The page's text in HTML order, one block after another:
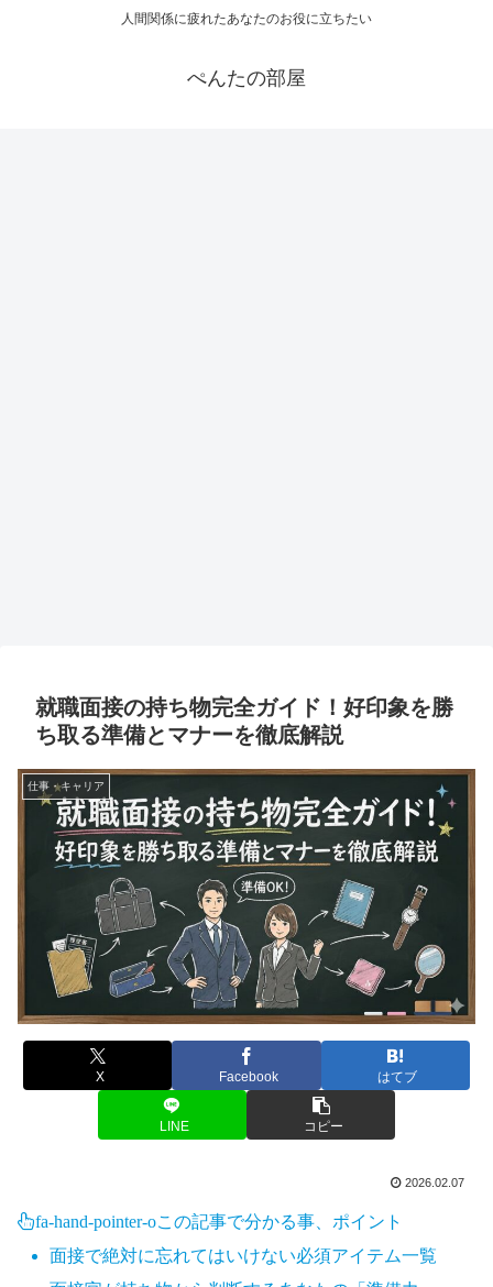
人間関係に疲れたあなたのお役に立ちたい
ぺんたの部屋
就職面接の持ち物完全ガイド！好印象を勝
ち取る準備とマナーを徹底解説
仕事・キャリア
X Facebook はてブ
LINE コピー
2026.02.07
fa-hand-pointer-oこの記事で分かる事、ポイント
面接で絶対に忘れてはいけない必須アイテム一覧